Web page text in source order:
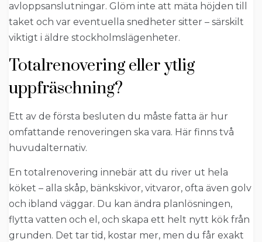
avloppsanslutningar. Glöm inte att mäta höjden till
taket och var eventuella snedheter sitter – särskilt
viktigt i äldre stockholmslägenheter.
Totalrenovering eller ytlig
uppfräschning?
Ett av de första besluten du måste fatta är hur
omfattande renoveringen ska vara. Här finns två
huvudalternativ.
En totalrenovering innebär att du river ut hela
köket – alla skåp, bänkskivor, vitvaror, ofta även golv
och ibland väggar. Du kan ändra planlösningen,
flytta vatten och el, och skapa ett helt nytt kök från
grunden. Det tar tid, kostar mer, men du får exakt